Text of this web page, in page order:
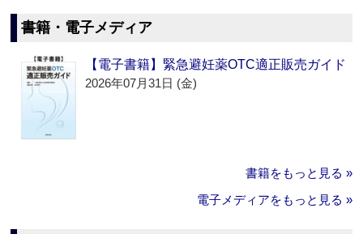
書籍・電子メディア
【電子書籍】緊急避妊薬OTC適正販売ガイド
2026年07月31日 (金)
書籍をもっと見る »
電子メディアをもっと見る »